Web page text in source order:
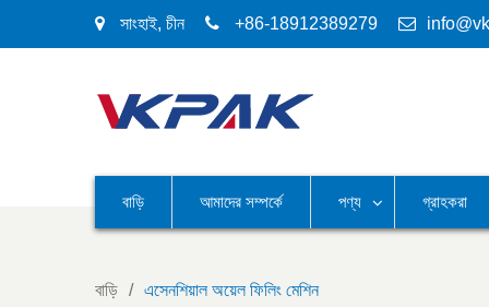
সাংহাই, চীন +86-18912389279
বাড়ি আমাদের সম্পর্কে পণ্য গ্রাহকরা
বাড়ি এসেনশিয়াল অয়েল ফিলিং মেশিন